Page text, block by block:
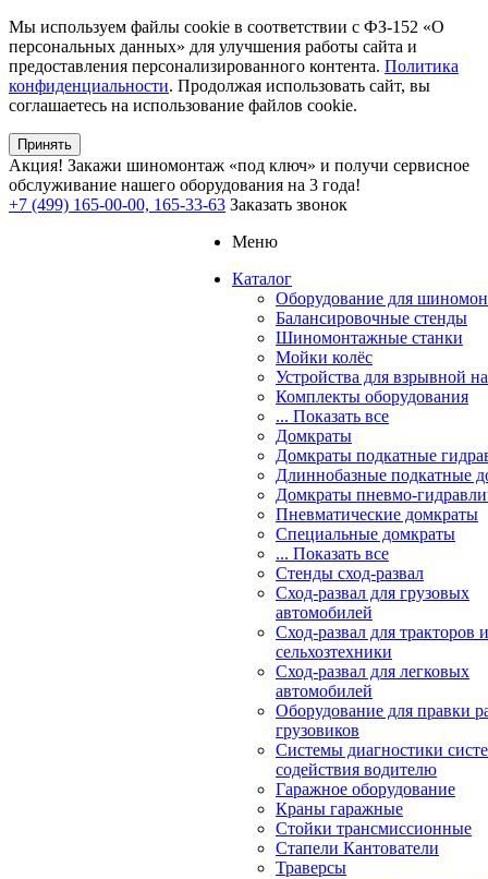
Мы используем файлы cookie в соответствии с ФЗ-152 «О
персональных данных» для улучшения работы сайта и
предоставления персонализированного контента. Политика
конфиденциальности. Продолжая использовать сайт, вы
соглашаетесь на использование файлов cookie.
Принять
Акция! Закажи шиномонтаж «под ключ» и получи сервисное
обслуживание нашего оборудования на 3 года!
+7 (499) 165-00-00, 165-33-63 Заказать звонок
Меню
Каталог
Оборудование для
Балансировочные стенды
Шиномонтажные станки
Мойки колёс
Устройства для взрывной
Комплекты оборудования
... Показать все
Домкраты
Домкраты подкатные
Длиннобазные подкатные
Домкраты пневмо-
Пневматические домкраты
Специальные домкраты
... Показать все
Стенды сход-развал
Сход-развал для грузовых
автомобилей
Сход-развал для тракторов и
сельхозтехники
Сход-развал для легковых
автомобилей
Оборудование для правки
грузовиков
Системы диагностики
содействия водителю
Гаражное оборудование
Краны гаражные
Стойки трансмиссионные
Стапели Кантователи
Траверсы